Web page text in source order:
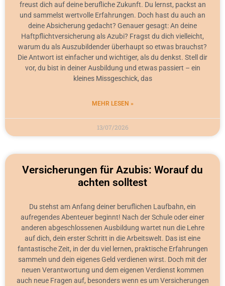
freust dich auf deine berufliche Zukunft. Du lernst, packst an
und sammelst wertvolle Erfahrungen. Doch hast du auch an
deine Absicherung gedacht? Genauer gesagt: An deine
Haftpflichtversicherung als Azubi? Fragst du dich vielleicht,
warum du als Auszubildender überhaupt so etwas brauchst?
Die Antwort ist einfacher und wichtiger, als du denkst. Stell dir
vor, du bist in deiner Ausbildung und etwas passiert – ein
kleines Missgeschick, das
MEHR LESEN »
13/07/2026
Versicherungen für Azubis: Worauf du
achten solltest
Du stehst am Anfang deiner beruflichen Laufbahn, ein
aufregendes Abenteuer beginnt! Nach der Schule oder einer
anderen abgeschlossenen Ausbildung wartet nun die Lehre
auf dich, dein erster Schritt in die Arbeitswelt. Das ist eine
fantastische Zeit, in der du viel lernen, praktische Erfahrungen
sammeln und dein eigenes Geld verdienen wirst. Doch mit der
neuen Verantwortung und dem eigenen Verdienst kommen
auch neue Fragen auf, besonders wenn es um Versicherungen